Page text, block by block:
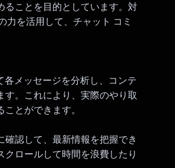
ることを目的としています。対
力を活用して、チャット コミ
各メッセージを分析し、コンテ
。これにより、実際のやり取
とができます。
認して、最新情報を把握でき
ロールして時間を浪費したり